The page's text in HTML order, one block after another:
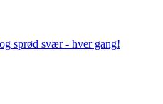
sprød svær - hver gang!